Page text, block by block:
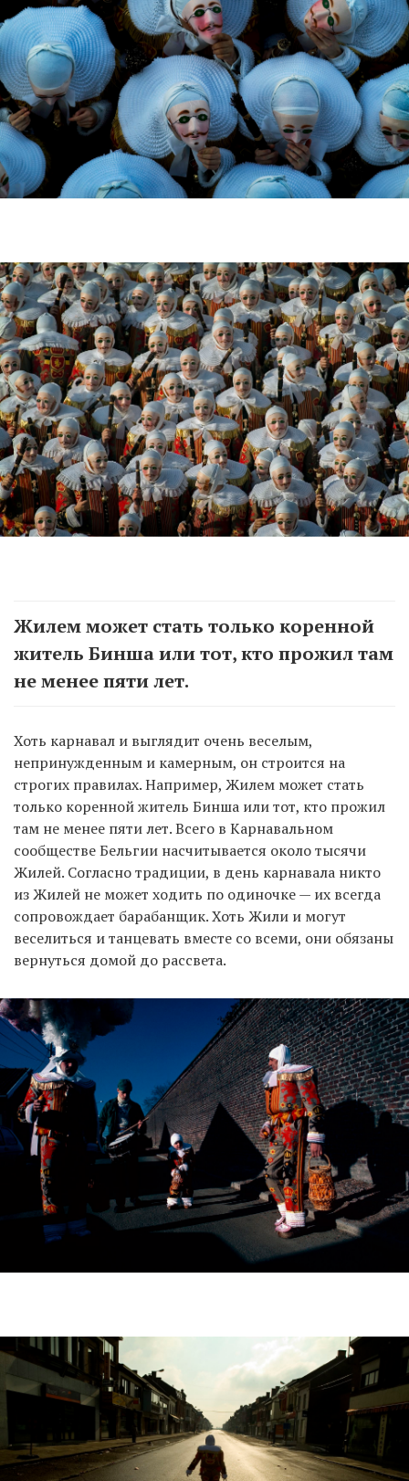
Жилем может стать только коренной
житель Бинша или тот, кто прожил там
не менее пяти лет.
Хоть карнавал и выглядит очень веселым,
непринужденным и камерным, он строится на
строгих правилах. Например, Жилем может стать
только коренной житель Бинша или тот, кто прожил
там не менее пяти лет. Всего в Карнавальном
сообществе Бельгии насчитывается около тысячи
Жилей. Согласно традиции, в день карнавала никто
из Жилей не может ходить по одиночке — их всегда
сопровождает барабанщик. Хоть Жили и могут
веселиться и танцевать вместе со всеми, они обязаны
вернуться домой до рассвета.